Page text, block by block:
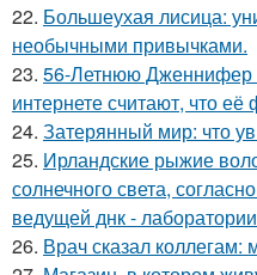
22. Большеухая лисица:
необычными привычками.
23. 56-Летнюю Дженнифер
интернете считают, что
24. Затерянный мир: что
25. Ирландские рыжие
солнечного света,
ведущей днк -
26. Врач сказал коллегам: